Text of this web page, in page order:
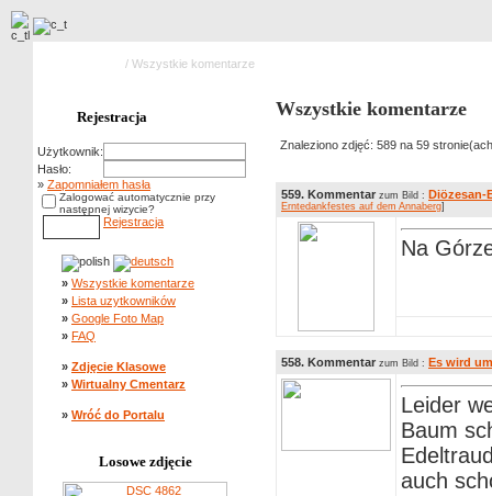
/ Wszystkie komentarze
Rejestracja
Użytkownik:
Hasło:
» Zapomniałem hasła
Zalogować automatycznie przy
następnej wizycie?
Rejestracja
» Wszystkie komentarze
» Lista uzytkowników
» Google Foto Map
» FAQ
» Zdjęcie Klasowe
» Wirtualny Cmentarz
» Wróć do Portalu
Losowe zdjęcie
Wszystkie komentarze
Znaleziono zdjęć: 589 na 59
559. Kommentar zum Bild : Diözesan-
Erntedankfestes auf dem Annaberg]
Na
558. Kommentar zum Bild : Es wird
Leider
Baum
auch